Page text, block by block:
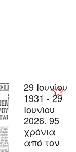
29 Ιουνίου
1931 - 29
Ιουνίου
2026. 95
χρόνια
από τον